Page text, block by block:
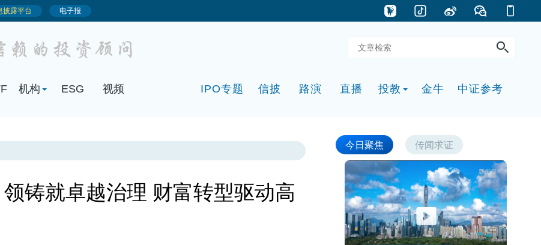
机构 ESG 视频 IPO专题 信披 路演 直播 投教 金牛 中证参考
铸就卓越治理 财富转型驱动高
今日聚焦 传闻求证